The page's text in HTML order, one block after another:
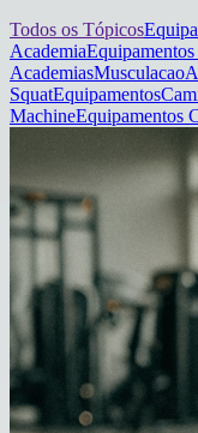
Todos os Tópicos
Academia
AcademiasMusculacao
SquatEquipamentos
MachineEquipamentos